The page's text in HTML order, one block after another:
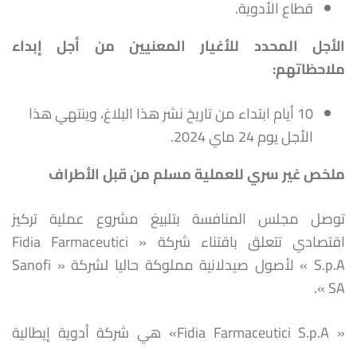
قطاع الأدوية.
الأجل المحدد للأغيار المعنيين من أجل إبداء
ملاحظاتهم:
10 أيام ابتداء من تاريخ نشر هذا البلاغ، وينتهي هذا
الأجل يوم 24 ماي 2024.
ملخص غير سري للعملية مسلم من قبل الأطراف
توصل مجلس المنافسة بتلبيغ مشروع عملية تركيز
اقتصادي تتعلق باقتناء شركة « Fidia Farmaceutici
S.p.A » لأصول صيدلانية مملوكة حاليا لشركة « Sanofi
SA ».
« Fidia Farmaceutici S.p.A» هي شركة أدوية إيطالية